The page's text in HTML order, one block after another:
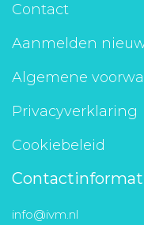
Contact
Aanmelden
Algemene
Privacyverklaring
Cookiebeleid
info@ivm.nl